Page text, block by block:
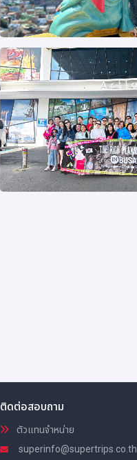
ติดต่อสอบถาม
ตัวแทนจำหน่าย
superinfo@supertrips.co.th